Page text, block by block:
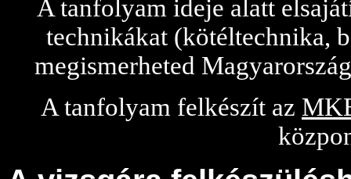
A tanfolyam ideje alatt
technikákat (kötéltechnika,
megismerheted
A tanfolyam felkészít az